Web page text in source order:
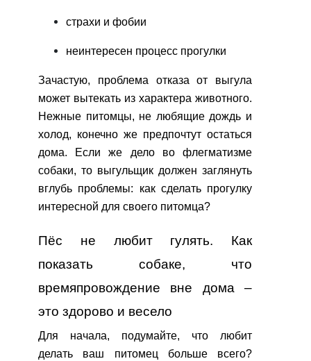
страхи и фобии
неинтересен процесс прогулки
Зачастую, проблема отказа от выгула
может вытекать из характера животного.
Нежные питомцы, не любящие дождь и
холод, конечно же предпочтут остаться
дома. Если же дело во флегматизме
собаки, то выгульщик должен заглянуть
вглубь проблемы: как сделать прогулку
интересной для своего питомца?
Пёс не любит гулять. Как
показать собаке, что
времяпровождение вне дома –
это здорово и весело
Для начала, подумайте, что любит
делать ваш питомец больше всего?